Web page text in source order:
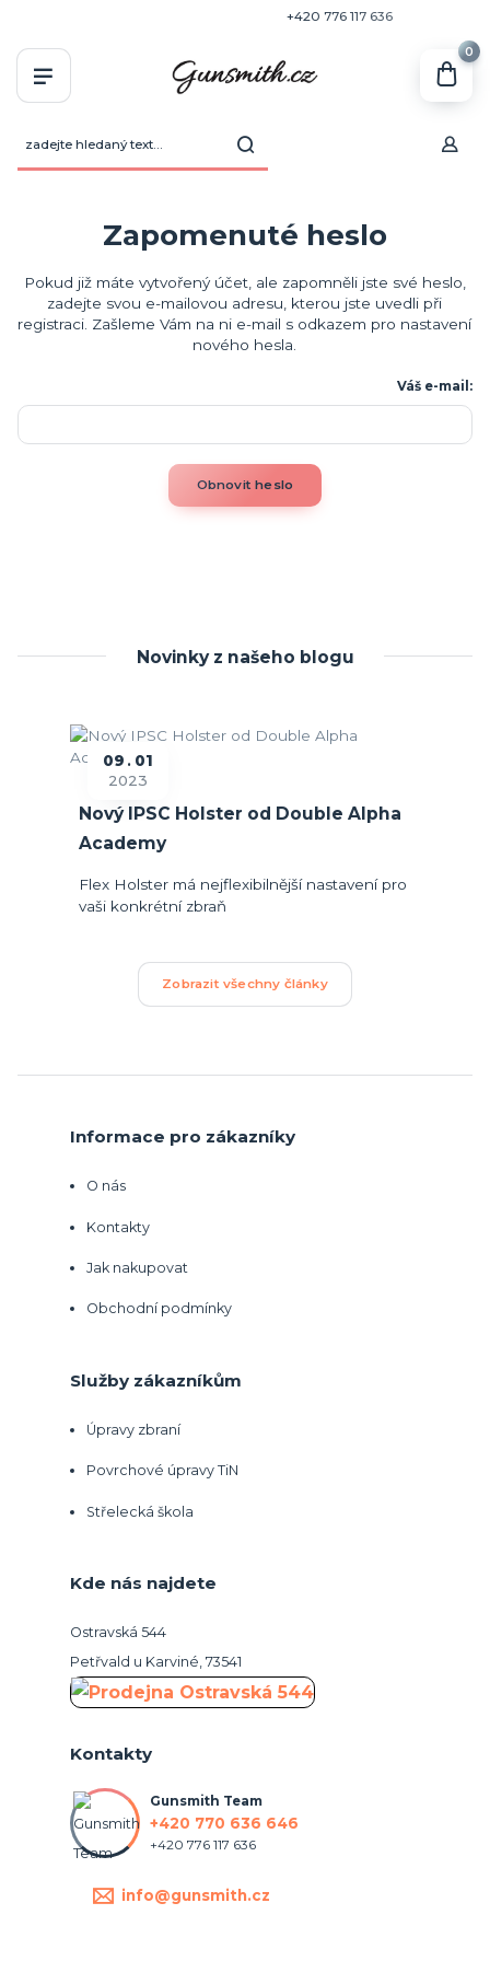
+420 776 117 636
0
Zapomenuté heslo
Pokud již máte vytvořený účet, ale zapomněli jste své heslo,
zadejte svou e-mailovou adresu, kterou jste uvedli při
registraci. Zašleme Vám na ni e-mail s odkazem pro nastavení
nového hesla.
Váš e-mail:
Obnovit heslo
Novinky z našeho blogu
09
01
2023
Nový IPSC Holster od Double Alpha
Academy
Flex Holster má nejflexibilnější nastavení pro
vaši konkrétní zbraň
Zobrazit všechny články
Informace pro zákazníky
O nás
Kontakty
Jak nakupovat
Obchodní podmínky
Služby zákazníkům
Úpravy zbraní
Povrchové úpravy TiN
Střelecká škola
Kde nás najdete
Ostravská 544
Petřvald u Karviné, 73541
Kontakty
Gunsmith Team
+420 770 636 646
+420 776 117 636
info@gunsmith.cz